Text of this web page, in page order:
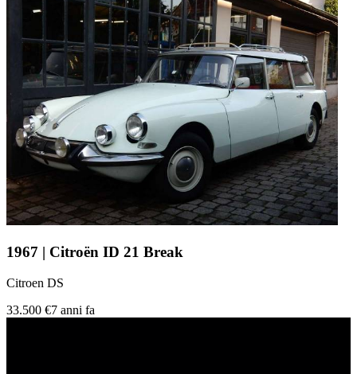
1967 | Citroën ID 21 Break
Citroen DS
33.500 €7 anni fa